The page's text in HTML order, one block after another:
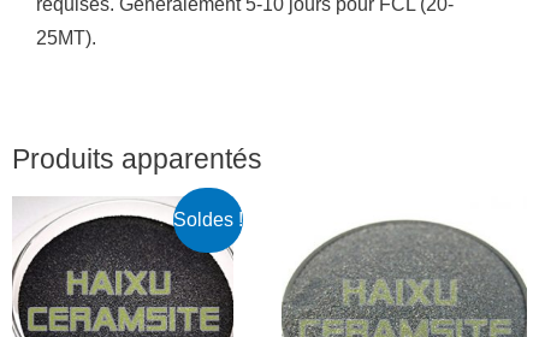
requises. Généralement 5-10 jours pour FCL (20-
25MT).
Produits apparentés
Soldes !